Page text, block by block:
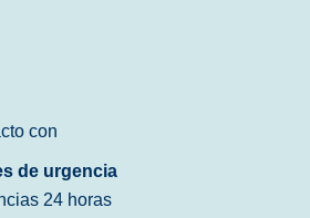
con
de urgencia
24 horas